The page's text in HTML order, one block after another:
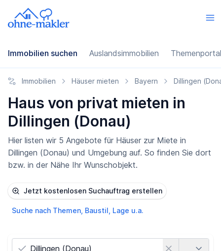
Immobilien suchen Auslandsimmobilien
Immobilien Häuser mieten Bayern Dillingen
Haus von privat mieten in
Dillingen (Donau)
Hier listen wir 5 Angebote für Häuser zur Miete in
Dillingen (Donau) und Umgebung auf. So finden Sie dort
bzw. in der Nähe Ihr Wunschobjekt.
Jetzt kostenlosen Suchauftrag erstellen
Suche nach Themen, Baustil, Lage u.a.